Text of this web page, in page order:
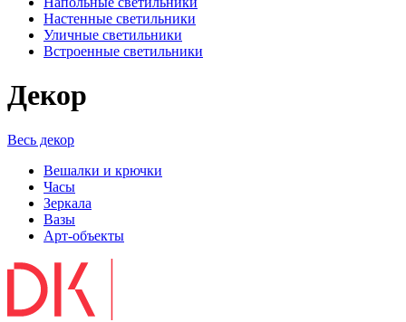
Настенные светильники
Уличные светильники
Встроенные светильники
Декор
Весь декор
Вешалки и крючки
Часы
Зеркала
Вазы
Арт-объекты